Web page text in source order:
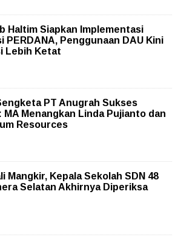
Haltim Siapkan Implementasi
PERDANA, Penggunaan DAU Kini
Lebih Ketat
PT Anugrah Sukses
MA Menangkan Linda Pujianto dan
Resources
Mangkir, Kepala Sekolah SDN 48
Selatan Akhirnya Diperiksa